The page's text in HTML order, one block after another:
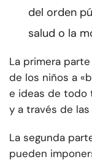
del orden
salud o la
La primera
de los niños a
e ideas de todo
y a través de
La segunda
pueden